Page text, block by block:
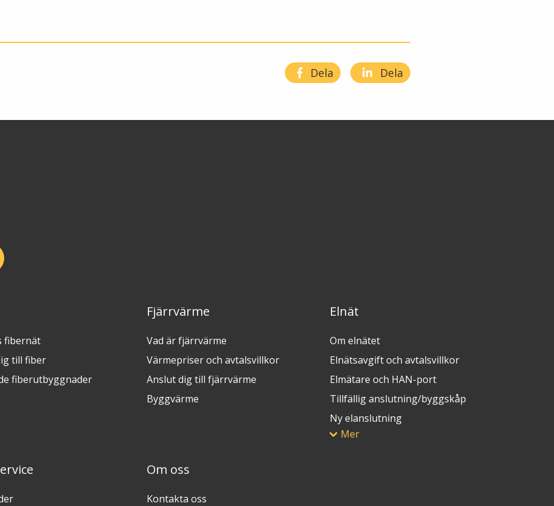
Dela Dela
fibernät
till fiber
fiberutbyggnader
Fjärrvärme
Vad är fjärrvärme
Värmepriser och avtalsvillkor
Anslut dig till fjärrvärme
Byggvärme
Elnät
Om elnätet
Elnätsavgift och avtalsvillkor
Elmätare och HAN-port
Tillfällig anslutning/byggskåp
Ny elanslutning
Mer
Om oss
Kontakta oss